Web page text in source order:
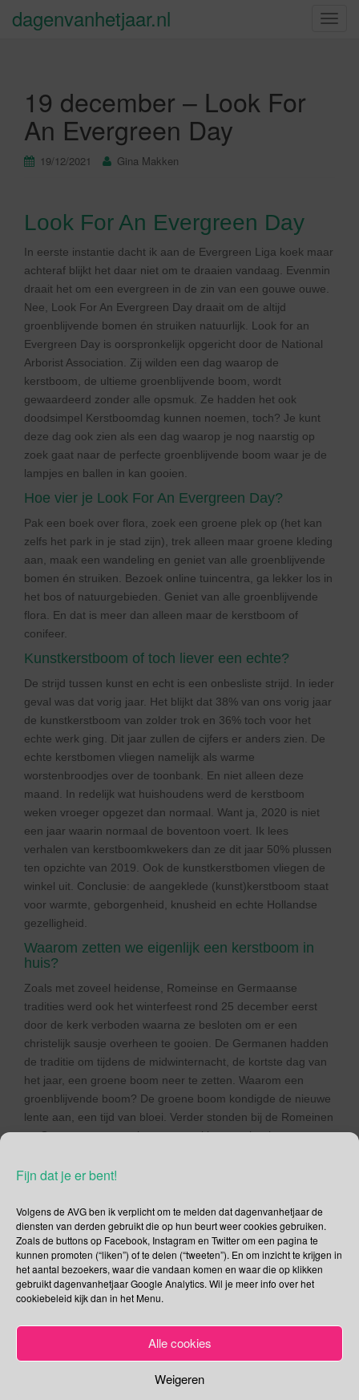
Fijn dat je er bent!
Volgens de AVG ben ik verplicht om te melden dat dagenvanhetjaar de
diensten van derden gebruikt die op hun beurt weer cookies gebruiken.
Zoals de buttons op Facebook, Instagram en Twitter om een pagina te
kunnen promoten (“liken”) of te delen (“tweeten”). En om inzicht te krijgen in
het aantal bezoekers, waar die vandaan komen en waar die op klikken
gebruikt dagenvanhetjaar Google Analytics. Wil je meer info over het
cookiebeleid kijk dan in het Menu.
Alle cookies
Weigeren
S
t
i
dagenvanhetjaar.nl
19 december – Look For
An Evergreen Day
19/12/2021 Gina Makken
Look For An Evergreen Day
In eerste instantie dacht ik aan de Evergreen Liga koek maar
achteraf blijkt het daar niet om te draaien vandaag. Evenmin
draait het om een evergreen in de zin van een gouwe ouwe.
Nee, Look For An Evergreen Day draait om de altijd
groenblijvende bomen én struiken natuurlijk. Look for an
Evergreen Day is oorspronkelijk opgericht door de National
Arborist Association. Zij wilden een dag waarop de
kerstboom, de ultieme groenblijvende boom, wordt
gewaardeerd zonder alle opsmuk. Ze hadden het ook
doodsimpel Kerstboomdag kunnen noemen, toch? Je kunt
deze dag ook zien als een dag waarop je nog naarstig op
zoek gaat naar de perfecte groenblijvende boom waar je de
lampjes en ballen in kan gooien.
Hoe vier je Look For An Evergreen Day?
Pak een boek over flora, zoek een groene plek op (het kan
zelfs het park in je stad zijn), trek alleen maar groene kleding
aan, maak een wandeling en geniet van alle groenblijvende
bomen én struiken. Bezoek online tuincentra, ga lekker los in
het bos of natuurgebieden. Geniet van alle groenblijvende
flora. En dat is meer dan alleen maar de kerstboom of
conifeer.
Kunstkerstboom of toch liever een echte?
De strijd tussen kunst en echt is een onbesliste strijd. In ieder
geval was dat vorig jaar. Het blijkt dat 38% van ons vorig jaar
de kunstkerstboom van zolder trok en 36% toch voor het
echte werk ging. Dit jaar zullen de cijfers er anders zien. De
echte kerstbomen vliegen namelijk als warme
worstenbroodjes over de toonbank. En niet alleen deze
maand. In redelijk wat huishoudens werd de kerstboom
weken vroeger opgezet dan normaal. Want ja, 2020 is niet
een jaar waarin normaal de boventoon voert. Ik lees
verhalen van kerstboomkwekers dan ze dit jaar 50% plussen
ten opzichte van 2019. Ook de kunstkerstbomen vliegen de
winkel uit. Conclusie: de aangeklede (kunst)kerstboom staat
voor warmte, geborgenheid, knusheid en echte Hollandse
gezelligheid.
Waarom zetten we eigenlijk een kerstboom in
huis?
Zoals met zoveel heidense, Romeinse en Germaanse
tradities werd ook het winterfeest rond 25 december eerst
door de kerk verboden waarna ze besloten om er een
christelijk sausje overheen te gooien. De Germanen hadden
de traditie om tijdens de midwinternacht, de kortste dag van
het jaar, een groene boom neer te zetten. Waarom een
groenblijvende boom? De groene boom kondigde de nieuwe
lente aan, een tijd van bloei. Verder stonden bij de Romeinen
en Germanen groene bomen en takken symbool voor
Wat is de link tussen koningin Victoria en de
De traditie van het hebben van een kerstboom in huis begon
in Duitsland rond de 16e en mogelijk de 15e eeuw. De
traditie begon in de 19e eeuw aan populariteit te winnen. De
eerste gedecoreerde boom die werd geregistreerd, was in
Riga in Letland, in 1510. In de 16e eeuw werden op de
verkocht die mensen thuis aan hun bomen konden hangen.
De populariteit van de kerstboom nam in 1846 toe toen
koningin Victoria en haar Duitse prins Albert en hun kinderen